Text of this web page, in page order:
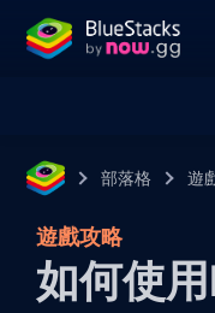
部落格 遊
遊戲攻略
如何使